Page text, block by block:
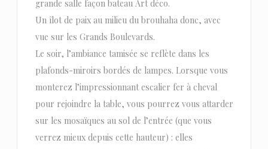
grande salle façon bateau Art déco.
Un îlot de paix au milieu du brouhaha donc, avec
vue sur les Grands Boulevards.
Le soir, l’ambiance tamisée se reflète dans les
plafonds-miroirs bordés de lampes. Lorsque vous
monterez l’impressionnant escalier fer à cheval
pour rejoindre la table, vous pourrez vous attarder
sur les mosaïques au sol de l’entrée (que vous
verrez mieux depuis cette hauteur) : elles